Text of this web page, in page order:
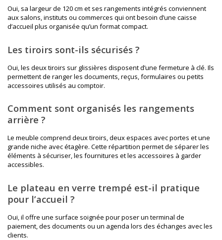
Oui, sa largeur de 120 cm et ses rangements intégrés conviennent
aux salons, instituts ou commerces qui ont besoin d’une caisse
d’accueil plus organisée qu’un format compact.
Les tiroirs sont-ils sécurisés ?
Oui, les deux tiroirs sur glissières disposent d’une fermeture à clé. Ils
permettent de ranger les documents, reçus, formulaires ou petits
accessoires utilisés au comptoir.
Comment sont organisés les rangements
arrière ?
Le meuble comprend deux tiroirs, deux espaces avec portes et une
grande niche avec étagère. Cette répartition permet de séparer les
éléments à sécuriser, les fournitures et les accessoires à garder
accessibles.
Le plateau en verre trempé est-il pratique
pour l’accueil ?
Oui, il offre une surface soignée pour poser un terminal de
paiement, des documents ou un agenda lors des échanges avec les
clients.